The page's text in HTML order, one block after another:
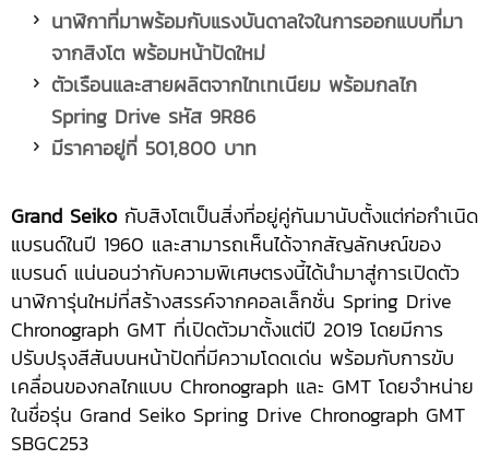
นาฬิกาที่มาพร้อมกับแรงบันดาลใจในการออกแบบที่มา
จากสิงโต พร้อมหน้าปัดใหม่
ตัวเรือนและสายผลิตจากไทเทเนียม พร้อมกลไก
Spring Drive รหัส 9R86
มีราคาอยู่ที่ 501,800 บาท
Grand Seikoกับสิงโตเป็นสิ่งที่อยู่คู่กันมานับตั้งแต่ก่อกำเนิด
แบรนด์ในปี 1960 และสามารถเห็นได้จากสัญลักษณ์ของ
แบรนด์ แน่นอนว่ากับความพิเศษตรงนี้ได้นำมาสู่การเปิดตัว
นาฬิการุ่นใหม่ที่สร้างสรรค์จากคอลเล็กชั่น Spring Drive
Chronograph GMT ที่เปิดตัวมาตั้งแต่ปี 2019 โดยมีการ
ปรับปรุงสีสันบนหน้าปัดที่มีความโดดเด่น พร้อมกับการขับ
เคลื่อนของกลไกแบบ Chronograph และ GMT โดยจำหน่าย
ในชื่อรุ่น Grand Seiko Spring Drive Chronograph GMT
SBGC253